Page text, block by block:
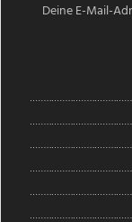
Deine E-Mail-